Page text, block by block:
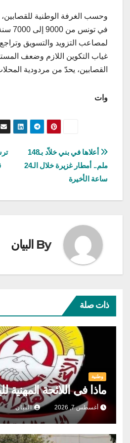
وحسب الغرفة الوطنية للقصابين،
لمصاعب التزويد والتسويق
غياب التكوين اللازم وضعف
القصابين، يحدّ من مردودية
وات
تصفّح
المقالات
أعلاها في بني خلاّد بـ148
ملم.. أمطار غزيرة خلال الـ24
ساعة الأخيرة
By البيان
ذات صلة
وطنية
ماذا في اللائحة المهنية
أغسطس 7, 2026 البيان